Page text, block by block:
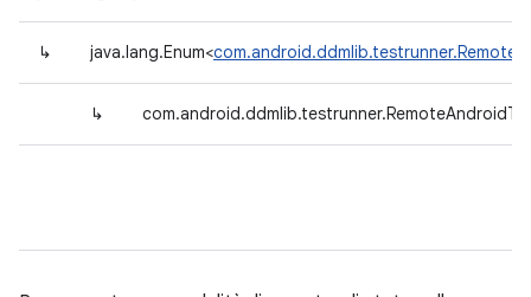
↳ java.lang.Enum<
↳